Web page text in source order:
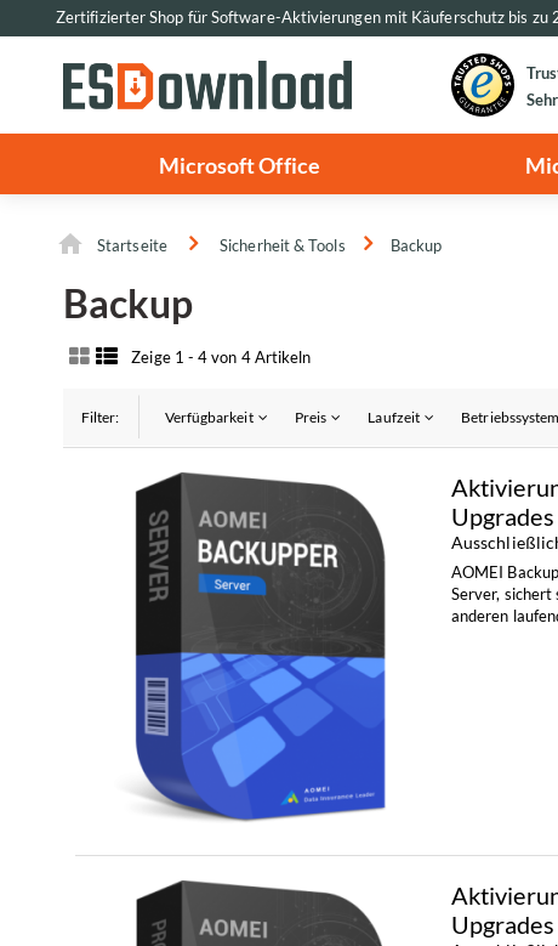
Zertifizierter Shop für Software-Aktivierungen mit Käuferschutz bis zu
Microsoft Office
Startseite Sicherheit & Tools Backup
Backup
Zeige 1 - 4 von 4 Artikeln
Filter: Verfügbarkeit Preis Laufzeit Betriebssystem
Upgrades
AOMEI
Server, sichert
anderen
Upgrades